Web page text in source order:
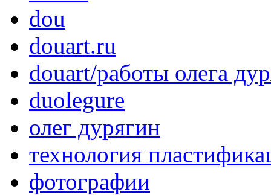
dou
douart.ru
douart/работы олега
duolegure
олег дурягин
технология
фотографии